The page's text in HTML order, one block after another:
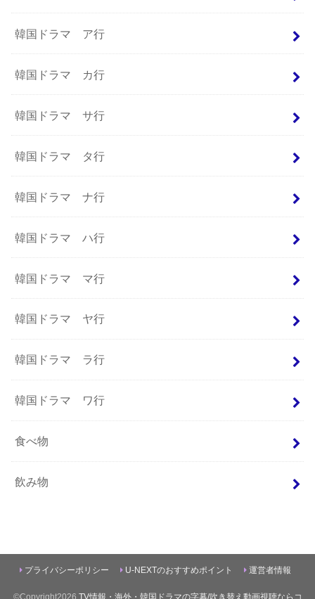
韓国ドラマ ア行
韓国ドラマ カ行
韓国ドラマ サ行
韓国ドラマ タ行
韓国ドラマ ナ行
韓国ドラマ ハ行
韓国ドラマ マ行
韓国ドラマ ヤ行
韓国ドラマ ラ行
韓国ドラマ ワ行
食べ物
飲み物
プライバシーポリシー U-NEXTのおすすめポイント 運営者情報
©Copyright2026 TV情報・海外・韓国ドラマの字幕/吹き替え動画視聴ならコ